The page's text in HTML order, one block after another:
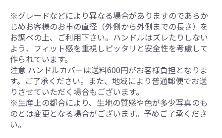
※グレードなどにより異なる場合がありますのであらか
じめお客様のお車の直径（外側から外側までの長さ）を
お調べの上、ご利用下さい。ハンドルはズレたりしない
よう、フィット感を重視しピッタリと安全性を考慮して
作られています。
注意 ハンドルカバーは送料600円がお客様負担となりま
す。ご了承ください。また、地域により普通郵便でお送
りさせていただく場合もございます。
※生産上の都合により、生地の質感や色が多少写真のも
のとは変更となる場合がございます。予めご了承くださ
い。